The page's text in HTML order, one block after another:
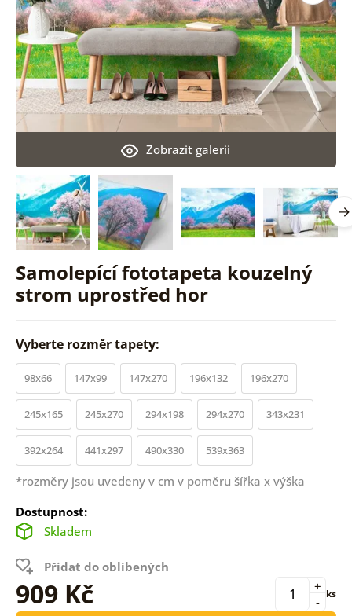
Samolepící fototapeta kouzelný
strom uprostřed hor
Zobrazit galerii
Vyberte rozměr tapety:
98x66 147x99 147x270 196x132 196x270
245x165 245x270 294x198 294x270 343x231
392x264 441x297 490x330 539x363
*rozměry jsou uvedeny v cm v poměru šířka x výška
Dostupnost:
Skladem
Přidat do oblíbených
909 Kč -
+ ks